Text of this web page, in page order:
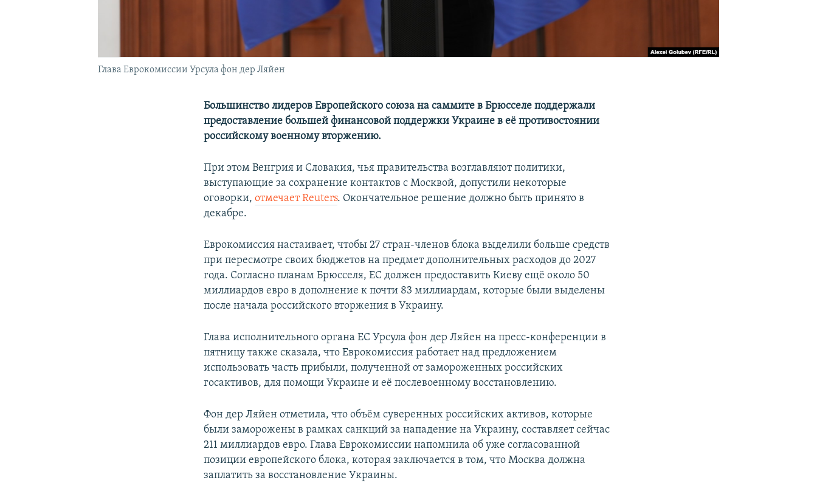
Глава Еврокомиссии Урсула фон дер Ляйен
Большинство лидеров Европейского союза на саммите в Брюсселе поддержали
предоставление большей финансовой поддержки Украине в её противостоянии
российскому военному вторжению.
При этом Венгрия и Словакия, чья правительства возглавляют политики,
выступающие за сохранение контактов с Москвой, допустили некоторые
оговорки,отмечает Reuters. Окончательное решение должно быть принято в
декабре.
Еврокомиссия настаивает, чтобы 27 стран-членов блока выделили больше средств
при пересмотре своих бюджетов на предмет дополнительных расходов до 2027
года. Согласно планам Брюсселя, ЕС должен предоставить Киеву ещё около 50
миллиардов евро в дополнение к почти 83 миллиардам, которые были выделены
после начала российского вторжения в Украину.
Глава исполнительного органа ЕС Урсула фон дер Ляйен на пресс-конференции в
пятницу также сказала, что Еврокомиссия работает над предложением
использовать часть прибыли, полученной от замороженных российских
госактивов, для помощи Украине и её послевоенному восстановлению.
Фон дер Ляйен отметила, что объём суверенных российских активов, которые
были заморожены в рамках санкций за нападение на Украину, составляет сейчас
211 миллиардов евро. Глава Еврокомиссии напомнила об уже согласованной
позиции европейского блока, которая заключается в том, что Москва должна
заплатить за восстановление Украины.